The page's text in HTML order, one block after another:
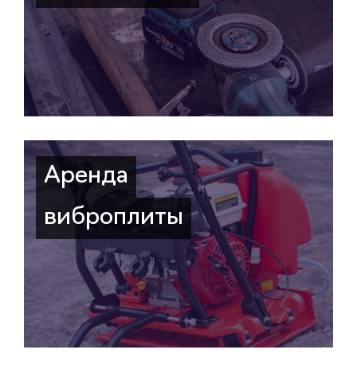
Аренда
виброплиты